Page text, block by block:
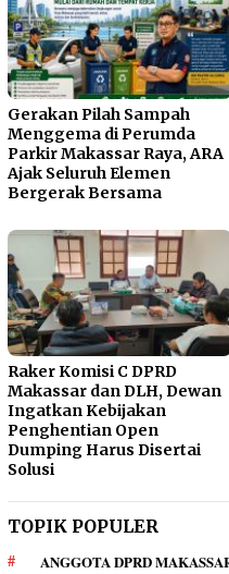
Gerakan Pilah Sampah
Menggema di Perumda
Parkir Makassar Raya, ARA
Ajak Seluruh Elemen
Bergerak Bersama
Raker Komisi C DPRD
Makassar dan DLH, Dewan
Ingatkan Kebijakan
Penghentian Open
Dumping Harus Disertai
Solusi
TOPIK POPULER
ANGGOTA DPRD